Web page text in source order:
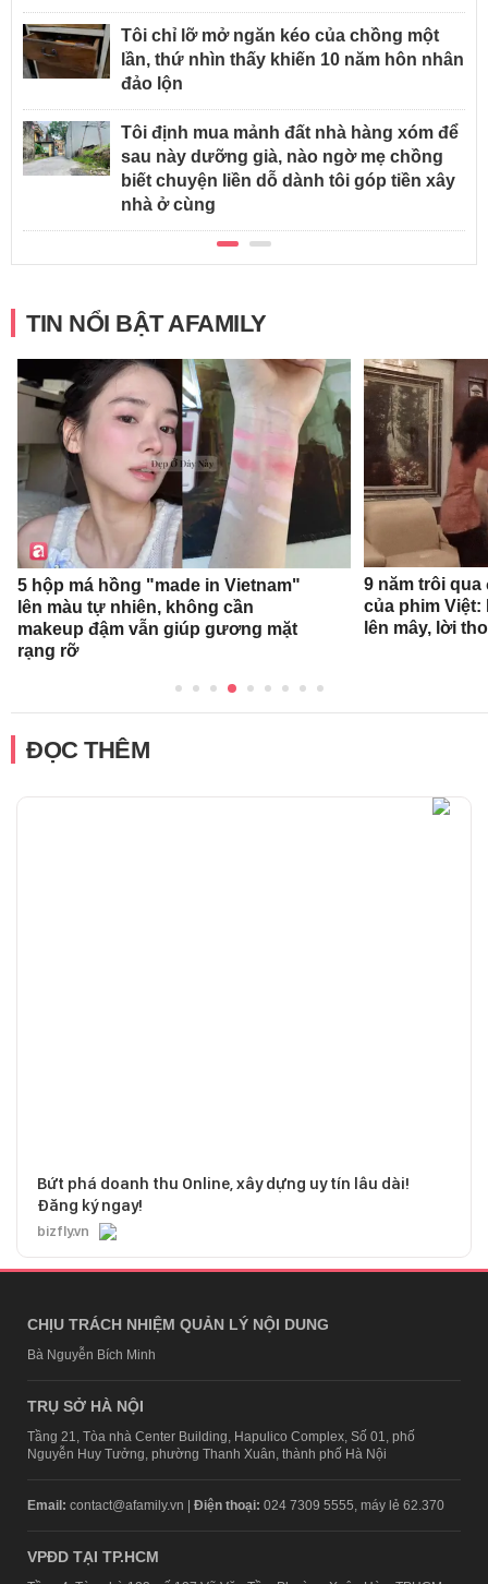
Tôi chỉ lỡ mở ngăn kéo của chồng một
lần, thứ nhìn thấy khiến 10 năm hôn nhân
đảo lộn
Tôi định mua mảnh đất nhà hàng xóm để
sau này dưỡng già, nào ngờ mẹ chồng
biết chuyện liền dỗ dành tôi góp tiền xây
nhà ở cùng
TIN NỔI BẬT AFAMILY
5 hộp má hồng "made in Vietnam"
lên màu tự nhiên, không cần
makeup đậm vẫn giúp gương mặt
rạng rỡ
9 năm trôi qua
của phim
lên mây, lời
ĐỌC THÊM
Bứt phá doanh thu Online, xây dựng uy tín lâu dài!
Đăng ký ngay!
bizfly.vn
CHỊU TRÁCH NHIỆM QUẢN LÝ NỘI DUNG
Bà Nguyễn Bích Minh
TRỤ SỞ HÀ NỘI
Tầng 21, Tòa nhà Center Building, Hapulico Complex, Số 01, phố
Nguyễn Huy Tưởng, phường Thanh Xuân, thành phố Hà Nội
Email: contact@afamily.vn | Điện thoại: 024 7309 5555, máy lẻ 62.370
VPĐD TẠI TP.HCM